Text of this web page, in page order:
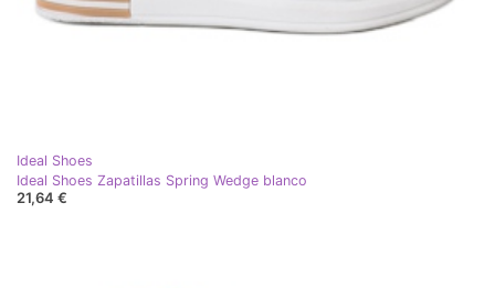
Ideal Shoes
Ideal Shoes Zapatillas Spring Wedge blanco
21,64 €